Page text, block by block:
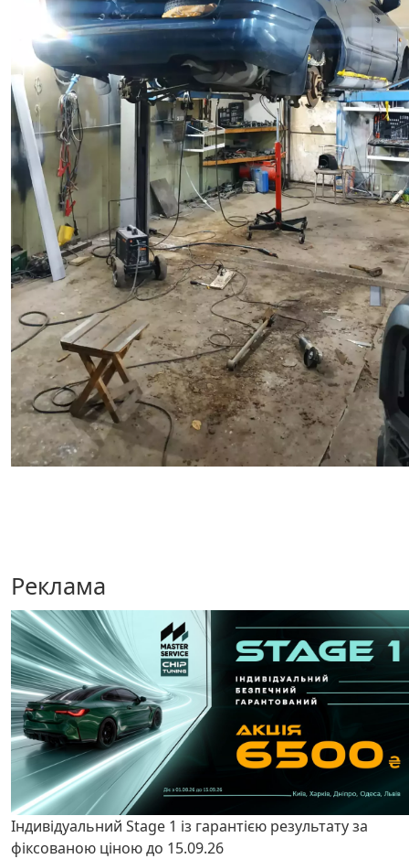
Реклама
Індивідуальний Stage 1 із гарантією результату за
фіксованою ціною до 15.09.26